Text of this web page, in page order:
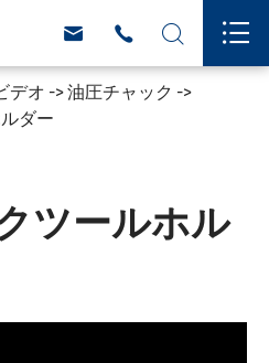
   
デオ
油圧チャック
ダー
ツールホル